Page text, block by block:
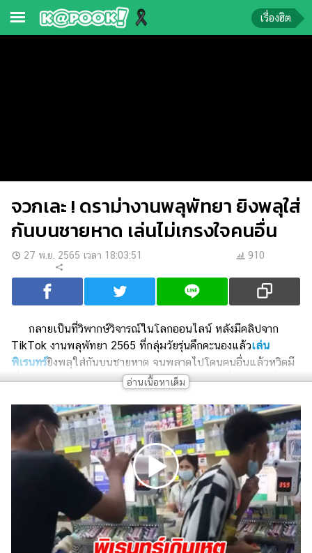
ตรวจ
หวย
บอล
สด
การ
ศึกษา
รูปภาพ
ดู
Station
เรื่องฮิต
จวกเละ ! ดราม่างานพลุพัทยา ยิงพลุใส่
กันบนชายหาด เล่นไม่เกรงใจคนอื่น
27 พ.ย. 2565 เวลา 18:03:51 910
กลายเป็นที่วิพากษ์วิจารณ์ในโลกออนไลน์ หลังมีคลิปจาก
TikTok งานพลุพัทยา 2565 ที่กลุ่มวัยรุ่นคึกคะนองแล้วเล่น
พิเรนทร์ยิงพลุใส่กันบนชายหาด จนพลาดไปโดนคนอื่นแล้วหวิดมี
เรื่องตะลุมบอน ชาวเน็ตจวกกันเละ เล่นอะไรไม่รู้เรื่อง ทำคนอื่น